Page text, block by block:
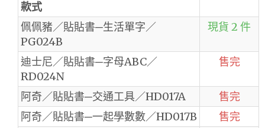
款式
佩佩豬／貼貼書─生活單字／
PG024B
現貨 2 件
迪士尼／貼貼書─字母ABC／
RD024N
售完
阿奇／貼貼書─交通工具／HD017A
售完
阿奇／貼貼書─一起學數數／HD017B
售完